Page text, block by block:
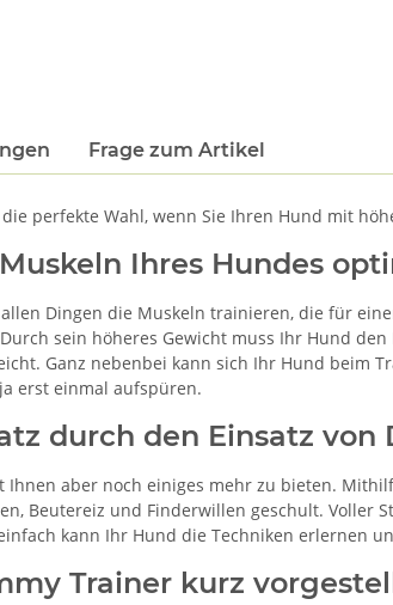
Frage zum Artikel
perfekte Wahl, wenn Sie Ihren Hund mit
Ihres Hundes
Dingen die Muskeln trainieren, die für
sein höheres Gewicht muss Ihr Hund
Ganz nebenbei kann sich Ihr Hund beim
erst einmal aufspüren.
durch den Einsatz von
Ihnen aber noch einiges mehr zu bieten.
Beutereiz und Finderwillen geschult.
kann Ihr Hund die Techniken erlernen
Trainer kurz